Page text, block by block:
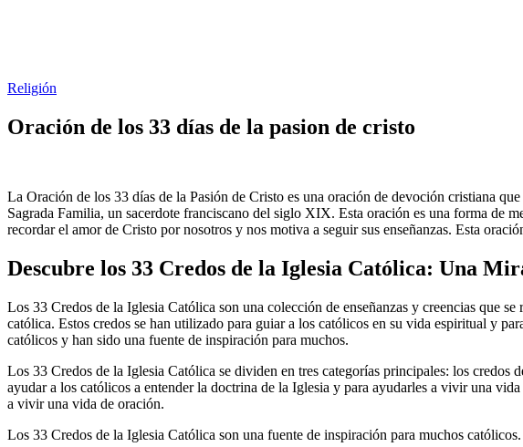
Religión
Oración de los 33 días de la pasion de cristo
La Oración de los 33 días de la Pasión de Cristo es una oración de devoción cristiana
Sagrada Familia, un sacerdote franciscano del siglo XIX. Esta oración es una forma de
recordar el amor de Cristo por nosotros y nos motiva a seguir sus enseñanzas. Esta
Descubre los 33 Credos de la Iglesia Católica: Una
Los 33 Credos de la Iglesia Católica son una colección de enseñanzas y creencias que
católica. Estos credos se han utilizado para guiar a los católicos en su vida espiritual y
católicos y han sido una fuente de inspiración para muchos.
Los 33 Credos de la Iglesia Católica se dividen en tres categorías principales: los credos
ayudar a los católicos a entender la doctrina de la Iglesia y para ayudarles a vivir una
a vivir una vida de oración.
Los 33 Credos de la Iglesia Católica son una fuente de inspiración para muchos católicos.